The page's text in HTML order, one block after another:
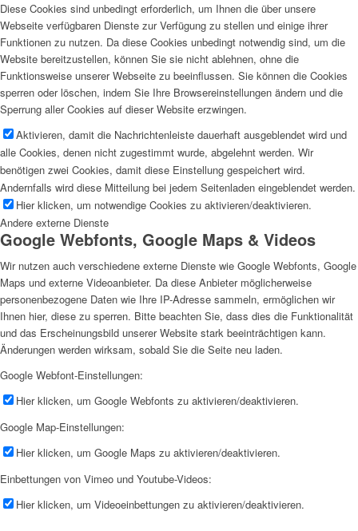
Diese Cookies sind unbedingt erforderlich, um Ihnen die über unsere
Webseite verfügbaren Dienste zur Verfügung zu stellen und einige ihrer
Funktionen zu nutzen. Da diese Cookies unbedingt notwendig sind, um die
Website bereitzustellen, können Sie sie nicht ablehnen, ohne die
Funktionsweise unserer Webseite zu beeinflussen. Sie können die Cookies
sperren oder löschen, indem Sie Ihre Browsereinstellungen ändern und die
Sperrung aller Cookies auf dieser Website erzwingen.
Aktivieren, damit die Nachrichtenleiste dauerhaft ausgeblendet wird und
alle Cookies, denen nicht zugestimmt wurde, abgelehnt werden. Wir
benötigen zwei Cookies, damit diese Einstellung gespeichert wird.
Andernfalls wird diese Mitteilung bei jedem Seitenladen eingeblendet werden.
Hier klicken, um notwendige Cookies zu aktivieren/deaktivieren.
Andere externe Dienste
Google Webfonts, Google Maps & Videos
Wir nutzen auch verschiedene externe Dienste wie Google Webfonts, Google
Maps und externe Videoanbieter. Da diese Anbieter möglicherweise
personenbezogene Daten wie Ihre IP-Adresse sammeln, ermöglichen wir
Ihnen hier, diese zu sperren. Bitte beachten Sie, dass dies die Funktionalität
und das Erscheinungsbild unserer Website stark beeinträchtigen kann.
Änderungen werden wirksam, sobald Sie die Seite neu laden.
Google Webfont-Einstellungen:
Hier klicken, um Google Webfonts zu aktivieren/deaktivieren.
Google Map-Einstellungen:
Hier klicken, um Google Maps zu aktivieren/deaktivieren.
Einbettungen von Vimeo und Youtube-Videos:
Hier klicken, um Videoeinbettungen zu aktivieren/deaktivieren.